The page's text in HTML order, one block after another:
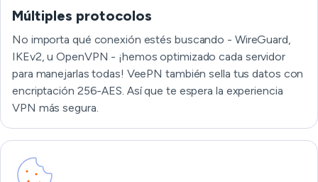
Múltiples protocolos
No importa qué conexión estés buscando - WireGuard,
IKEv2, u OpenVPN - ¡hemos optimizado cada servidor
para manejarlas todas! VeePN también sella tus datos con
encriptación 256-AES. Así que te espera la experiencia
VPN más segura.